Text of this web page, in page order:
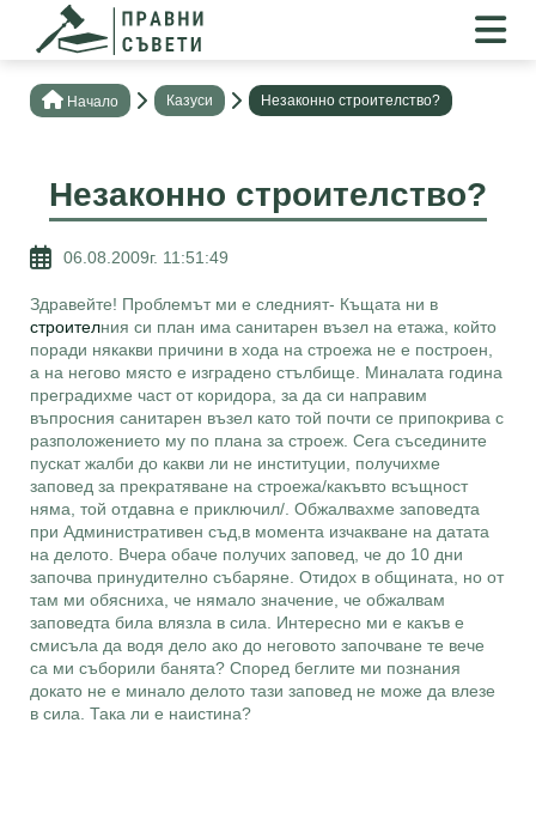
Нaчало Казуси Незаконно строителство?
Незаконно строителство?
06.08.2009г. 11:51:49
Здравейте! Проблемът ми е следният- Къщата ни в
строителния си план има санитарен възел на етажа, който
поради някакви причини в хода на строежа не е построен,
а на негово място е изградено стълбище. Миналата година
преградихме част от коридора, за да си направим
въпросния санитарен възел като той почти се припокрива с
разположението му по плана за строеж. Сега съседините
пускат жалби до какви ли не институции, получихме
заповед за прекратяване на строежа/какъвто всъщност
няма, той отдавна е приключил/. Обжалвахме заповедта
при Административен съд,в момента изчакване на датата
на делото. Вчера обаче получих заповед, че до 10 дни
започва принудително събаряне. Отидох в общината, но от
там ми обясниха, че нямало значение, че обжалвам
заповедта била влязла в сила. Интересно ми е какъв е
смисъла да водя дело ако до неговото започване те вече
са ми съборили банята? Според беглите ми познания
докато не е минало делото тази заповед не може да влезе
в сила. Така ли е наистина?